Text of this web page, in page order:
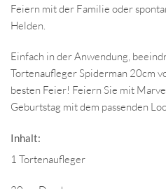
Feiern mit der Familie oder
Helden.
Einfach in der Anwendung,
Tortenaufleger Spiderman 20cm
besten Feier! Feiern Sie mit
Geburtstag mit dem passenden
Inhalt:
1 Tortenaufleger